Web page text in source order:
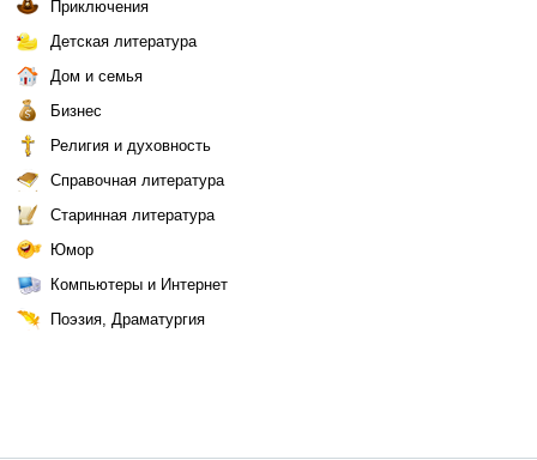
Приключения
Детская литература
Дом и семья
Бизнес
Религия и духовность
Справочная литература
Старинная литература
Юмор
Компьютеры и Интернет
Поэзия, Драматургия